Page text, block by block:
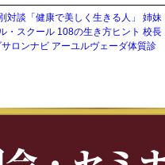
対談「健康で美しく生きる人」
姉妹
・スクール 108の生き方ヒント 校長
ロンナビ アーユルヴェーダ体質診